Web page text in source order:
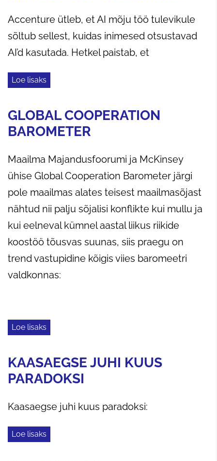
Accenture ütleb, et AI mõju töö tulevikule
sõltub sellest, kuidas inimesed otsustavad
AI’d kasutada. Hetkel paistab, et
Loe lisaks
GLOBAL COOPERATION
BAROMETER
Maailma Majandusfoorumi ja McKinsey
ühise Global Cooperation Barometer järgi
pole maailmas alates teisest maailmasõjast
nähtud nii palju sõjalisi konflikte kui mullu ja
kui eelneval kümnel aastal liikus riikide
koostöö tõusvas suunas, siis praegu on
trend vastupidine kõigis viies baromeetri
valdkonnas:
Loe lisaks
KAASAEGSE JUHI KUUS
PARADOKSI
Kaasaegse juhi kuus paradoksi:
Loe lisaks